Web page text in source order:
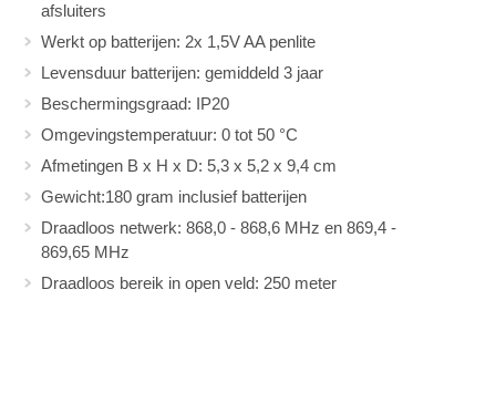
afsluiters
Werkt op batterijen: 2x 1,5V AA penlite
Levensduur batterijen: gemiddeld 3 jaar
Beschermingsgraad: IP20
Omgevingstemperatuur: 0 tot 50 °C
Afmetingen B x H x D: 5,3 x 5,2 x 9,4 cm
Gewicht:180 gram inclusief batterijen
Draadloos netwerk: 868,0 - 868,6 MHz en 869,4 -
869,65 MHz
Draadloos bereik in open veld: 250 meter